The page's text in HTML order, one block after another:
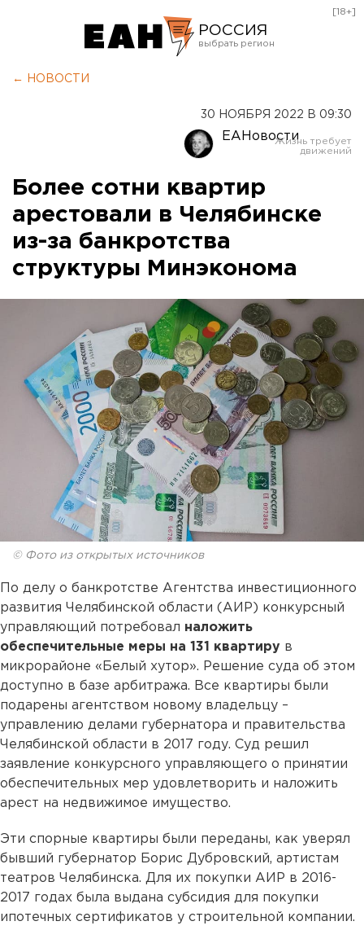
РОССИЯ
Оренбург
[18+]
← НОВОСТИ
30 НОЯБРЯ 2022 В 09:30
ЕАНовости
Более сотни квартир
арестовали в Челябинске
из-за банкротства
структуры Минэконома
© Фото из открытых источников
По делу о банкротстве Агентства инвестиционного
развития Челябинской области (АИР) конкурсный
управляющий потребовал наложить
обеспечительные меры на 131 квартиру в
микрорайоне «Белый хутор». Решение суда об этом
доступно в базе арбитража. Все квартиры были
подарены агентством новому владельцу –
управлению делами губернатора и правительства
Челябинской области в 2017 году. Суд решил
заявление конкурсного управляющего о принятии
обеспечительных мер удовлетворить и наложить
арест на недвижимое имущество.
Эти спорные квартиры были переданы, как уверял
бывший губернатор Борис Дубровский, артистам
театров Челябинска. Для их покупки АИР в 2016-
2017 годах была выдана субсидия для покупки
ипотечных сертификатов у строительной компании.